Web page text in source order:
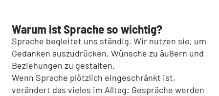
Warum ist Sprache so wichtig?
Sprache begleitet uns ständig. Wir nutzen sie, um
Gedanken auszudrücken, Wünsche zu äußern und
Beziehungen zu gestalten.
Wenn Sprache plötzlich eingeschränkt ist,
verändert das vieles im Alltag: Gespräche werden